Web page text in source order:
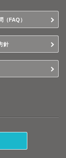
（FAQ）
針